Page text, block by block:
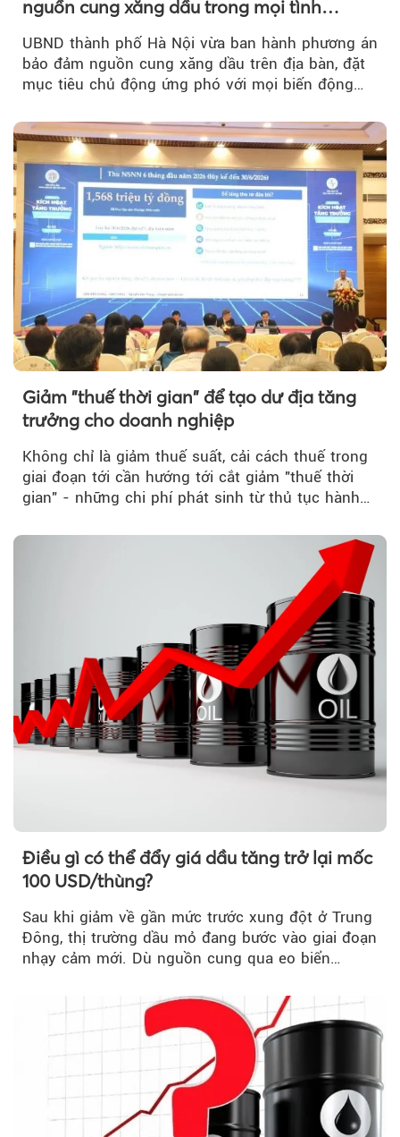
nguồn cung xăng dầu trong mọi tình
UBND thành phố Hà Nội vừa ban hành phương án
bảo đảm nguồn cung xăng dầu trên địa bàn, đặt
mục tiêu chủ động ứng phó với mọi biến động
Giảm "thuế thời gian" để tạo dư địa tăng
trưởng cho doanh nghiệp
Không chỉ là giảm thuế suất, cải cách thuế trong
giai đoạn tới cần hướng tới cắt giảm "thuế thời
gian" - những chi phí phát sinh từ thủ tục hành
Điều gì có thể đẩy giá dầu tăng trở lại mốc
100 USD/thùng?
Sau khi giảm về gần mức trước xung đột ở Trung
Đông, thị trường dầu mỏ đang bước vào giai đoạn
nhạy cảm mới. Dù nguồn cung qua eo biển